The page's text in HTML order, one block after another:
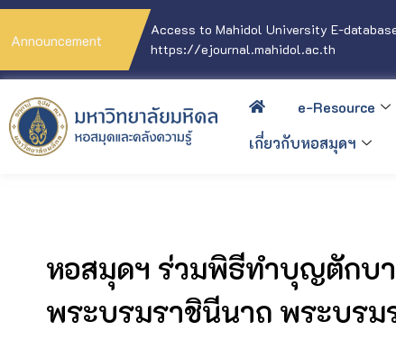
Announcement
Access to Mahidol University E-
https://ejournal.mahidol.ac.th
e-Resource
เกี่ยวกับหอสมุดฯ
หอสมุดฯ ร่วมพิธีทำบุญตักบา
พระบรมราชินีนาถ พระบร